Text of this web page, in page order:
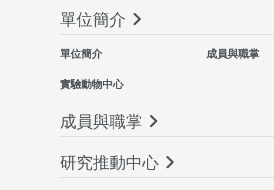
單位簡介
單位簡介 成員與職掌
實驗動物中心
成員與職掌
研究推動中心